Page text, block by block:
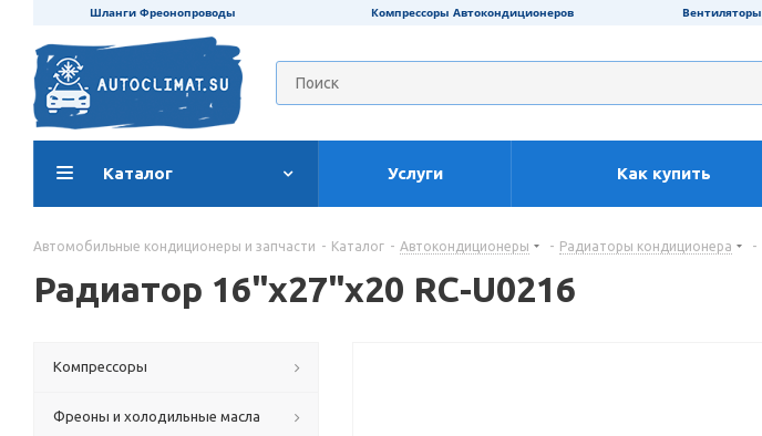
Шланги Фреонопроводы Компрессоры Автокондиционеров Вентиляторы
Каталог Услуги Как купить
Автомобильные кондиционеры и запчасти - Каталог - Автокондиционеры - Радиаторы кондиционера -
Радиатор 16"х27"х20 RC-U0216
Компрессоры
Фреоны и холодильные масла